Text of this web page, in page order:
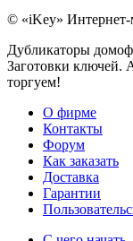
© «iKey»
Дубликаторы
Заготовки ключей.
торгуем!
О фирме
Контакты
Форум
Как заказать
Доставка
Гарантии